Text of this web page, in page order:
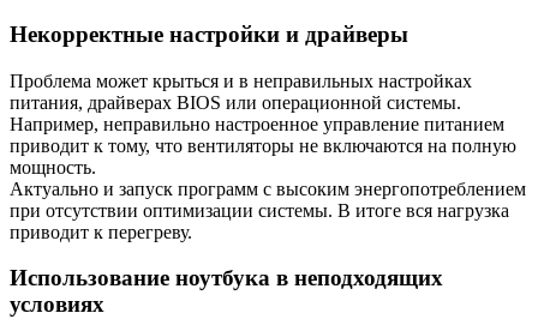
Некорректные настройки и драйверы
Проблема может крыться и в неправильных настройках
питания, драйверах BIOS или операционной системы.
Например, неправильно настроенное управление питанием
приводит к тому, что вентиляторы не включаются на полную
мощность.
Актуально и запуск программ с высоким энергопотреблением
при отсутствии оптимизации системы. В итоге вся нагрузка
приводит к перегреву.
Использование ноутбука в неподходящих
условиях